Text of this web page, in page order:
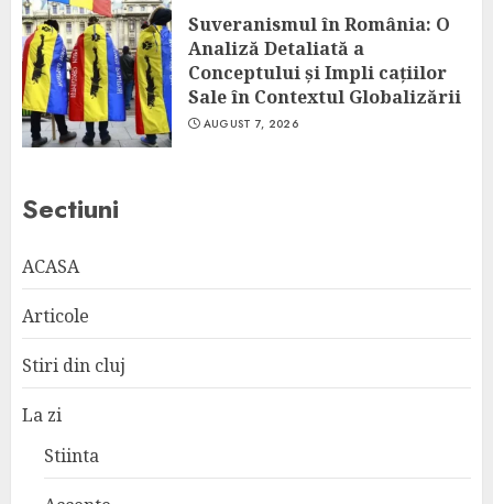
Suveranismul în România: O
Analiză Detaliată a
Conceptului și Impli cațiilor
Sale în Contextul Globalizării
AUGUST 7, 2026
Sectiuni
ACASA
Articole
Stiri din cluj
La zi
Stiinta